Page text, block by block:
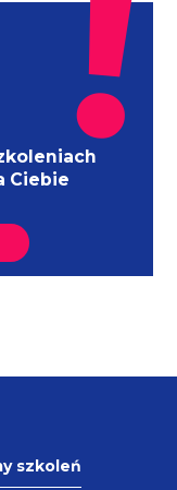
Ciebie
szkoleń